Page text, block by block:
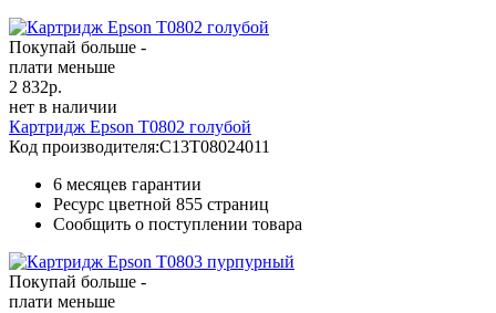
Покупай больше -
плати меньше
2 832р.
нет в наличии
Картридж Epson T0802 голубой
Код производителя:C13T08024011
6 месяцев гарантии
Ресурс цветной 855 страниц
Сообщить о поступлении товара
Покупай больше -
плати меньше